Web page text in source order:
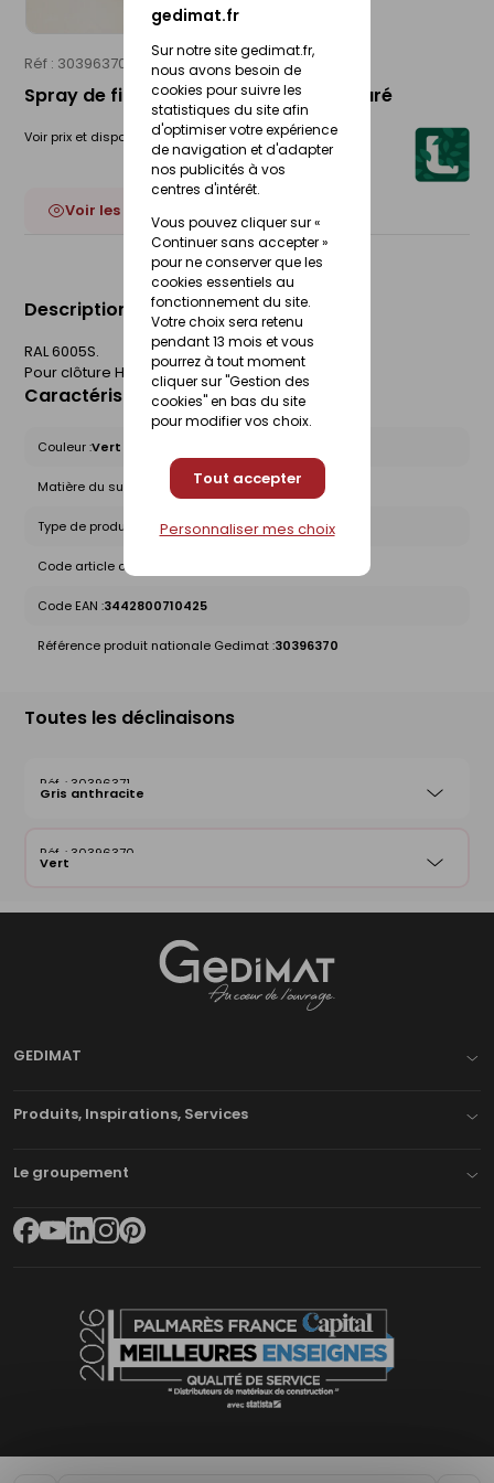
gedimat.fr
Sur notre site gedimat.fr,
nous avons besoin de
cookies pour suivre les
statistiques du site afin
d'optimiser votre expérience
de navigation et d'adapter
nos publicités à vos
centres d'intérêt.
Vous pouvez cliquer sur «
Continuer sans accepter »
pour ne conserver que les
cookies essentiels au
fonctionnement du site.
Votre choix sera retenu
pendant 13 mois et vous
pourrez à tout moment
cliquer sur "Gestion des
cookies" en bas du site
pour modifier vos choix.
Tout accepter
Personnaliser mes choix
Réf : 30396370 LIPPI
Spray de finition - 400 ml - vert stucturé
Voir prix et disponibilité en magasin
Voir les 2 déclinaisons
Description du produit
RAL 6005S.
Pour clôture HABITAT TRADITION.
Caractéristiques du produit
Couleur :Vert
Matière du support : Acier
Type de produit : Accessoire de finition
Code article chez le fournisseur :
Code EAN :3442800710425
Référence produit nationale Gedimat :30396370
Toutes les déclinaisons
30396371
Gris anthracite
30396370
Vert
GEDIMAT
Produits, Inspirations, Services
Le groupement